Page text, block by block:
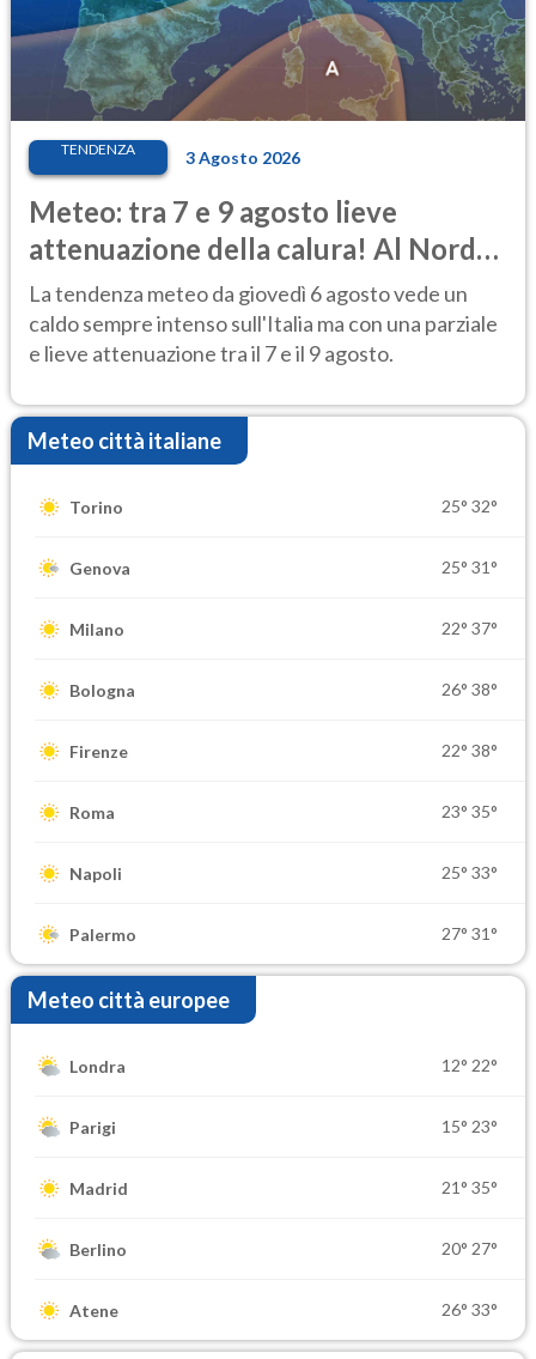
TENDENZA 3 Agosto 2026
Meteo: tra 7 e 9 agosto lieve
attenuazione della calura! Al Nord
rischio temporali
La tendenza meteo da giovedì 6 agosto vede un
caldo sempre intenso sull'Italia ma con una parziale
e lieve attenuazione tra il 7 e il 9 agosto.
Meteo città italiane
Torino 25° 32°
Genova 25° 31°
Milano 22° 37°
Bologna 26° 38°
Firenze 22° 38°
Roma 23° 35°
Napoli 25° 33°
Palermo 27° 31°
Meteo città europee
Londra 12° 22°
Parigi 15° 23°
Madrid 21° 35°
Berlino 20° 27°
Atene 26° 33°